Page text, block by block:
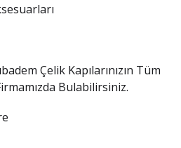
Çelik Kapılarınızın Tüm
Bulabilirsiniz.